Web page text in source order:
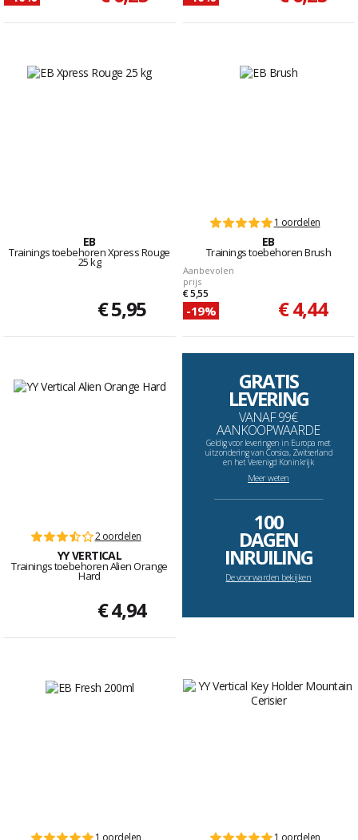
EB
Trainings toebehoren Xpress Rouge
25 kg
€ 5,95
1 oordelen
EB
Trainings toebehoren Brush
Aanbevolen
prijs
€ 5,55
-19% € 4,44
2 oordelen
YY VERTICAL
Trainings toebehoren Alien Orange
Hard
€ 4,94
GRATIS
LEVERING
VANAF 99€
AANKOOPWAARDE
Geldig voor leveringen in Europa met
uitzondering van Corsica, Zwitserland
en het Verenigd Koninkrijk
Meer weten
--------------------------------------------------------------------
100
DAGEN
INRUILING
De voorwarden bekijken